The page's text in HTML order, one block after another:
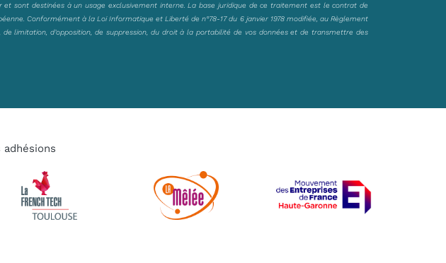
sont destinées à un usage exclusivement interne. La base juridique de ce traitement est le contrat de
Conformément à la Loi Informatique et Liberté de n°78-17 du 6 janvier 1978 modifiée, au Règlement
limitation, d’opposition, de suppression, du droit à la portabilité de vos données et de transmettre des
adhésions